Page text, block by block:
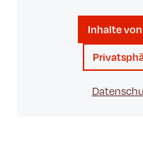
Inhalte